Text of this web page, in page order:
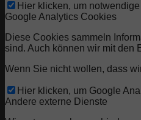
Hier klicken, um
Google Analytics Cookies
Diese Cookies sammeln
sind. Auch können wir mit den
Wenn Sie nicht wollen, dass
Hier klicken, um Google
Andere externe Dienste